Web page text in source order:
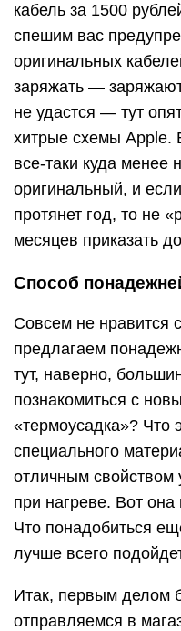
кабель за 1500
спешим вас
оригинальных
заряжать —
не удастся — тут
хитрые схемы Apple.
все-таки куда менее
оригинальный, и
протянет год, то не
месяцев приказать
Способ
Совсем не нравится
предлагаем
тут, наверно,
познакомиться с
«термоусадка»? Что
специального
отличным свойством
при нагреве. Вот
Что понадобиться
лучше всего
Итак, первым делом
отправляемся в